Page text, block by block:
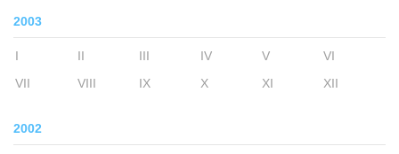
2003
I II III IV V
VI
VII
VIII IX X XI XII
2002